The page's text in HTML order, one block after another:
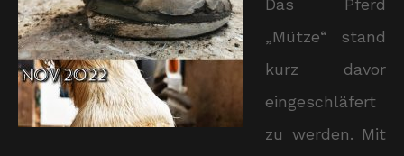
Das Pferd
„Mütze“ stand
kurz davor
eingeschläfert
zu werden. Mit